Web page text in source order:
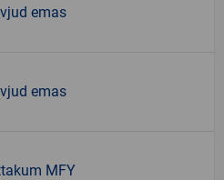
emas
emas
MFY